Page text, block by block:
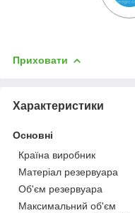
Приховати
Характеристики
Основні
Країна виробник
Матеріал резервуара
Об'єм резервуара
Максимальний об'єм